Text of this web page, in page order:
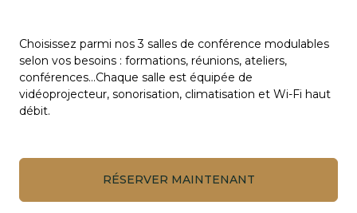
Choisissez parmi nos 3 salles de conférence modulables
selon vos besoins : formations, réunions, ateliers,
conférences…Chaque salle est équipée de
vidéoprojecteur, sonorisation, climatisation et Wi-Fi haut
débit.
RÉSERVER MAINTENANT